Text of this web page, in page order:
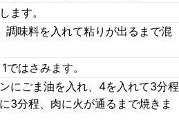
ます。
調味料を入れて粘りが出るまで混
はさみます。
にごま油を入れ、4を入れて3分程
3分程、肉に火が通るまで焼きま